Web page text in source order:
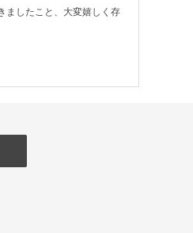
ましたこと、大変嬉しく存